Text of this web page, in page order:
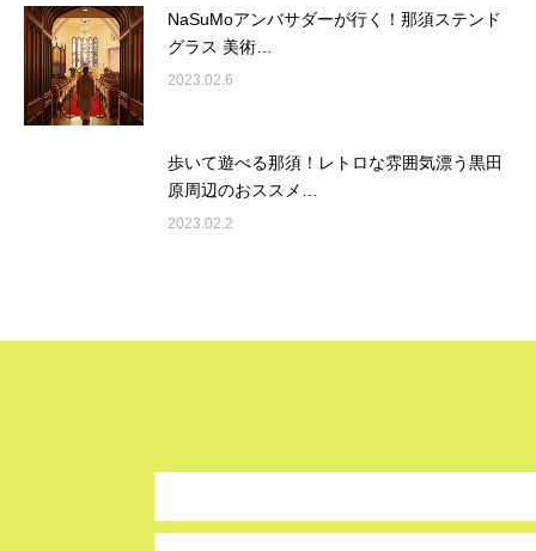
NaSuMoアンバサダーが行く！那須ステンド
グラス 美術…
2023.02.6
歩いて遊べる那須！レトロな雰囲気漂う黒田
原周辺のおススメ…
2023.02.2